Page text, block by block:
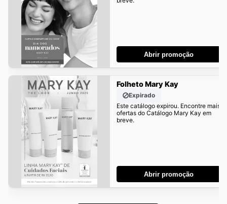
Abrir promoção
Folheto Mary Kay
Expirado
Este catálogo expirou. Encontre mais
ofertas do Catálogo Mary Kay em
breve.
Abrir promoção